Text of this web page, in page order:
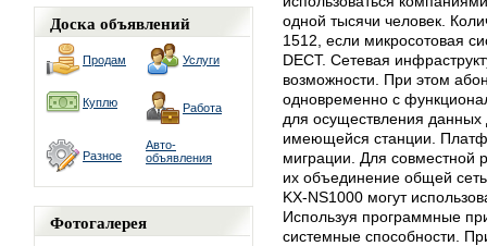
Доска объявлений
Продам Услуги
Куплю Работа
Разное
Авто-
объявления
Фотогалерея
одной тысячи человек.
1512, если микросотовая
DECT. Сетевая
возможности. При этом
одновременно с
для осуществления данных
имеющейся станции.
миграции. Для совместной
их объединение общей
KX-NS1000 могут
Используя программные
системные способности.